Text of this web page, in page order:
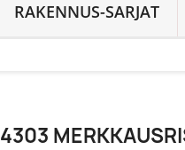
RAKENNUS-SARJAT
4303